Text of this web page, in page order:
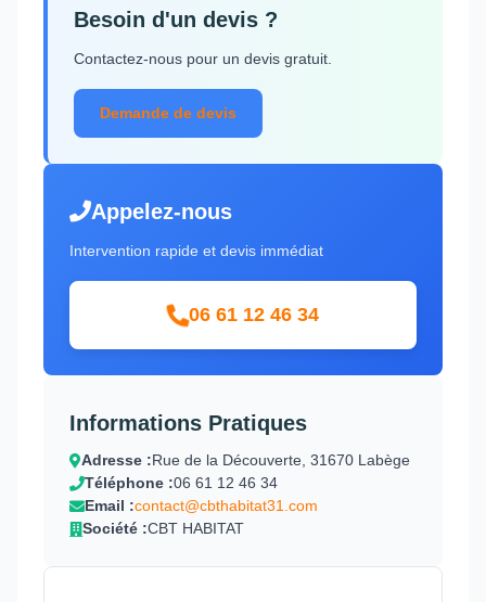
Besoin d'un devis ?
Contactez-nous pour un devis gratuit.
Demande de devis
Appelez-nous
Intervention rapide et devis immédiat
06 61 12 46 34
Informations Pratiques
Adresse :Rue de la Découverte, 31670 Labège
Téléphone :06 61 12 46 34
Email :contact@cbthabitat31.com
Société :CBT HABITAT